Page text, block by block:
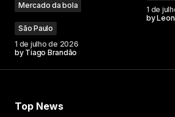
Mercado da bola
São Paulo
1 de julho de 2026
by Tiago Brandão
1 de
by
Top News